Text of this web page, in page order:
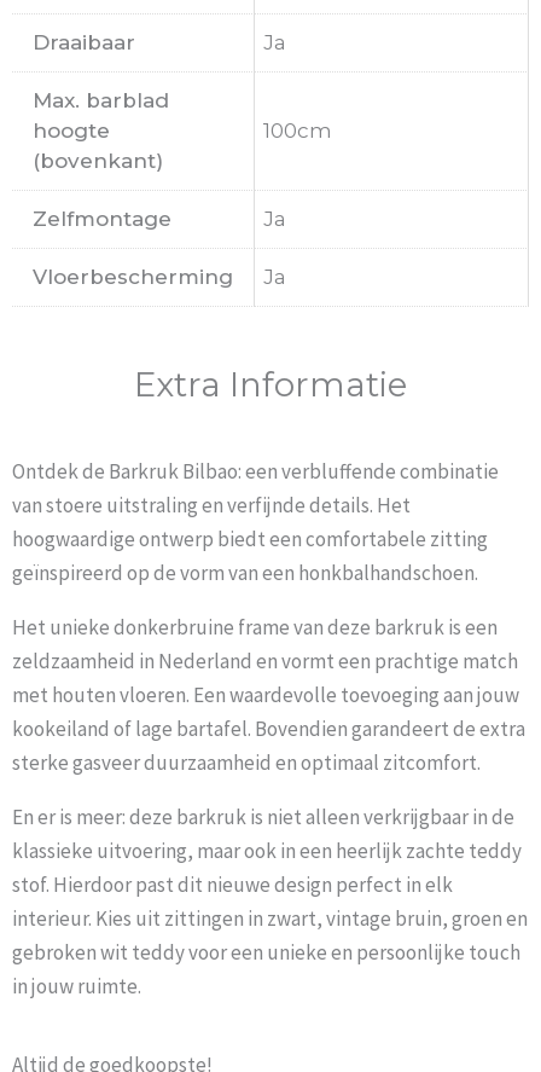
Draaibaar Ja
Max. barblad
hoogte
(bovenkant)
100cm
Zelfmontage Ja
Vloerbescherming Ja
Extra Informatie
Ontdek de Barkruk Bilbao: een verbluffende combinatie
van stoere uitstraling en verfijnde details. Het
hoogwaardige ontwerp biedt een comfortabele zitting
geïnspireerd op de vorm van een honkbalhandschoen.
Het unieke donkerbruine frame van deze barkruk is een
zeldzaamheid in Nederland en vormt een prachtige match
met houten vloeren. Een waardevolle toevoeging aan jouw
kookeiland of lage bartafel. Bovendien garandeert de extra
sterke gasveer duurzaamheid en optimaal zitcomfort.
En er is meer: deze barkruk is niet alleen verkrijgbaar in de
klassieke uitvoering, maar ook in een heerlijk zachte teddy
stof. Hierdoor past dit nieuwe design perfect in elk
interieur. Kies uit zittingen in zwart, vintage bruin, groen en
gebroken wit teddy voor een unieke en persoonlijke touch
in jouw ruimte.
Altijd de goedkoopste!